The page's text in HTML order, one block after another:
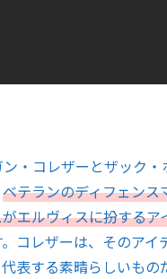
・コレザーとザック・
ベテランのディフェンス
エルヴィスに扮するア
コレザーは、そのアイ
表する素晴らしいもの